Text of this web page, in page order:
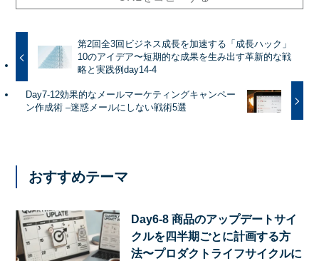
第2回全3回ビジネス成長を加速する「成長ハック」
10のアイデア〜短期的な成果を生み出す革新的な戦
略と実践例day14-4
Day7-12効果的なメールマーケティングキャンペー
ン作成術 –迷惑メールにしない戦術5選
おすすめテーマ
Day6-8 商品のアップデートサイ
クルを四半期ごとに計画する方
法〜プロダクトライフサイクルに